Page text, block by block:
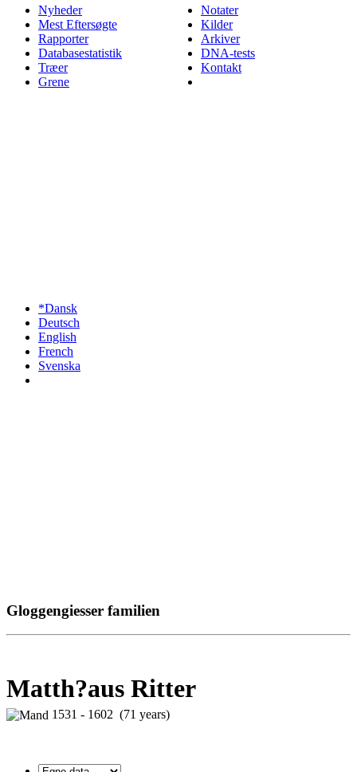
Nyheder
Mest Eftersøgte
Rapporter
Databasestatistik
Træer
Grene
Notater
Kilder
Arkiver
DNA-tests
Kontakt
*Dansk
Deutsch
English
French
Svenska
Gloggengiesser familien
Matth?aus Ritter
1531 - 1602 (71 years)